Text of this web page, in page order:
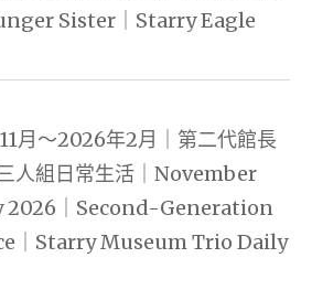
Sister｜Starry Eagle
月～2026年2月｜第二代館長
人組日常生活｜November
2026｜Second-Generation
｜Starry Museum Trio Daily